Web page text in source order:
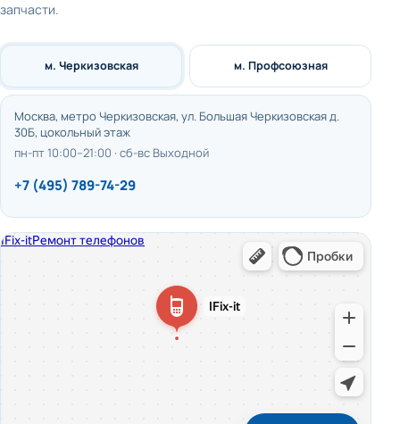
запчасти.
м. Черкизовская
Москва, метро Черкизовская, ул. Большая Черкизовская д.
30Б, цокольный этаж
пн-пт 10:00–21:00 · сб-вс Выходной
+7 (495) 789-74-29
м. Профсоюзная